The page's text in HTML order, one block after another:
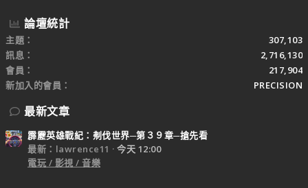
論壇統計
主題
307,103
訊息
2,716,130
會員
217,904
新加入的會員
PRECISION
最新文章
霹靂英雄戰紀：刜伐世界─第３９章─搶先看
最新：lawrence11
今天 12:00
電玩 / 影視 / 音樂